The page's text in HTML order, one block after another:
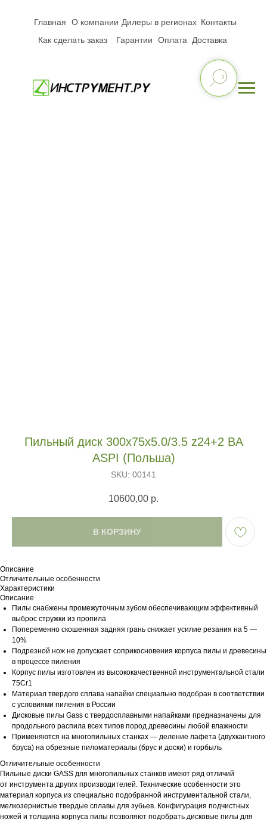
Главная
О компании
Оплата
Гарантии
Контакты
Как сделать заказ
Доставка
Дилеры в регионах
Пильный диск 300х75х5.0/3.5 z24+2 BA
ASPI (Польша)
SKU: 00141
10600,00 р.
В КОРЗИНУ
Описание
Отличительные особенности
Характеристики
Описание
Пилы снабжены промежуточным зубом обеспечивающим эффективный
выброс стружки из пропила
Попеременно скошенная задняя грань снижает усилие резания на 5 —
10%
Подрезной нож не допускает соприкосновения корпуса пилы и древесины
в процессе пиления
Корпус пилы изготовлен из высококачественной инструментальной стали
75Cr1
Материал твердого сплава напайки специально подобран в соответствии
с условиями пиления в России
Дисковые пилы Gass с твердосплавными напайками предназначены для
продольного распила всех типов пород древесины любой влажности
Применяются на многопильных станках — деление лафета (двухкантного
бруса) на обрезные пиломатериалы (брус и доски) и горбыль
Отличительные особенности
Пильные диски GASS для многопильных станков имеют ряд отличий
от инструмента других производителей. Технические особенности это
материал корпуса из специально подобранной инструментальной стали,
мелкозернистые твердые сплавы для зубьев. Конфигурация подчистных
ножей и толщина корпуса пилы позволяют подобрать дисковые пилы для